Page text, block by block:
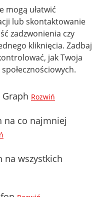
mogą ułatwić
lub skontaktowanie
zadzwonienia czy
kliknięcia. Zadbaj
jak Twoja
Rozwiń
na co najmniej
na wszystkich